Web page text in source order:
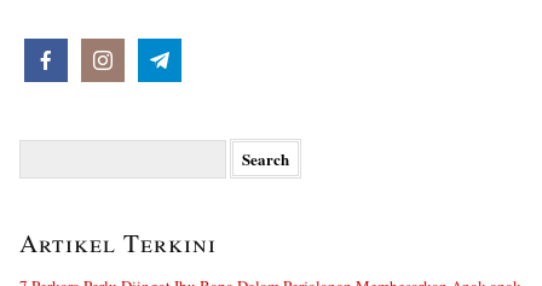
Artikel Terkini